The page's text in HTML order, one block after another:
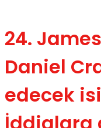
No Result
24.
Daniel
edecek